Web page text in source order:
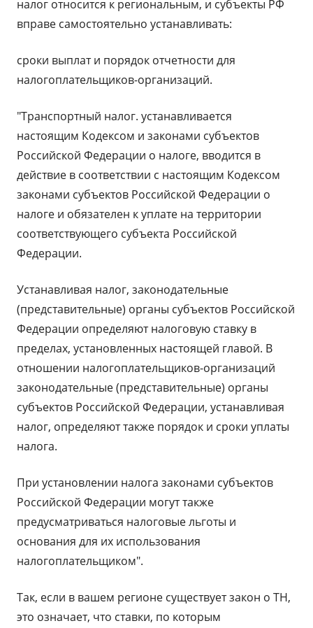
налог относится к региональным, и субъекты РФ
вправе самостоятельно устанавливать:
сроки выплат и порядок отчетности для
налогоплательщиков-организаций.
"Транспортный налог. устанавливается
настоящим Кодексом и законами субъектов
Российской Федерации о налоге, вводится в
действие в соответствии с настоящим Кодексом
законами субъектов Российской Федерации о
налоге и обязателен к уплате на территории
соответствующего субъекта Российской
Федерации.
Устанавливая налог, законодательные
(представительные) органы субъектов Российской
Федерации определяют налоговую ставку в
пределах, установленных настоящей главой. В
отношении налогоплательщиков-организаций
законодательные (представительные) органы
субъектов Российской Федерации, устанавливая
налог, определяют также порядок и сроки уплаты
налога.
При установлении налога законами субъектов
Российской Федерации могут также
предусматриваться налоговые льготы и
основания для их использования
налогоплательщиком".
Так, если в вашем регионе существует закон о ТН,
это означает, что ставки, по которым